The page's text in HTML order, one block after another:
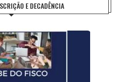
E DECADÊNCIA